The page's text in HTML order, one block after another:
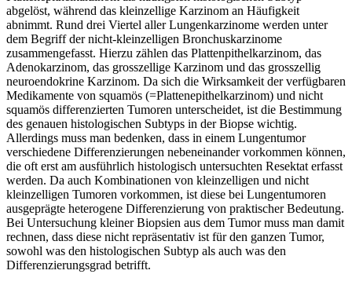
abgelöst, während das kleinzellige Karzinom an Häufigkeit
abnimmt. Rund drei Viertel aller Lungenkarzinome werden unter
dem Begriff der nicht-kleinzelligen Bronchuskarzinome
zusammengefasst. Hierzu zählen das Plattenpithelkarzinom, das
Adenokarzinom, das grosszellige Karzinom und das grosszellig
neuroendokrine Karzinom. Da sich die Wirksamkeit der verfügbaren
Medikamente von squamös (=Plattenepithelkarzinom) und nicht
squamös differenzierten Tumoren unterscheidet, ist die Bestimmung
des genauen histologischen Subtyps in der Biopse wichtig.
Allerdings muss man bedenken, dass in einem Lungentumor
verschiedene Differenzierungen nebeneinander vorkommen können,
die oft erst am ausführlich histologisch untersuchten Resektat erfasst
werden. Da auch Kombinationen von kleinzelligen und nicht
kleinzelligen Tumoren vorkommen, ist diese bei Lungentumoren
ausgeprägte heterogene Differenzierung von praktischer Bedeutung.
Bei Untersuchung kleiner Biopsien aus dem Tumor muss man damit
rechnen, dass diese nicht repräsentativ ist für den ganzen Tumor,
sowohl was den histologischen Subtyp als auch was den
Differenzierungsgrad betrifft.